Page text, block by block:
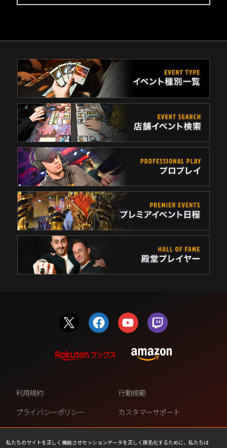
私たちのサイトを正しく機能させセッションデータを正しく匿名化するために、私たちは
利用規約
行動規範
プライバシーポリシー
カスタマーサポート
ファンコンテンツ・ポリシー
個人情報の販売や共有を許可し
ない